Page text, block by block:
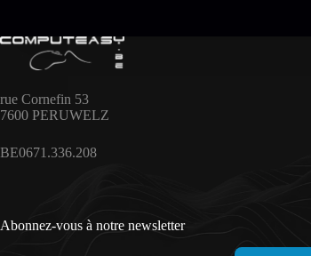
vous
à
fin
du
de
rue Cornefin 53
7600 PERUWELZ
BE0671.336.208
Abonnez-vous à notre newsletter